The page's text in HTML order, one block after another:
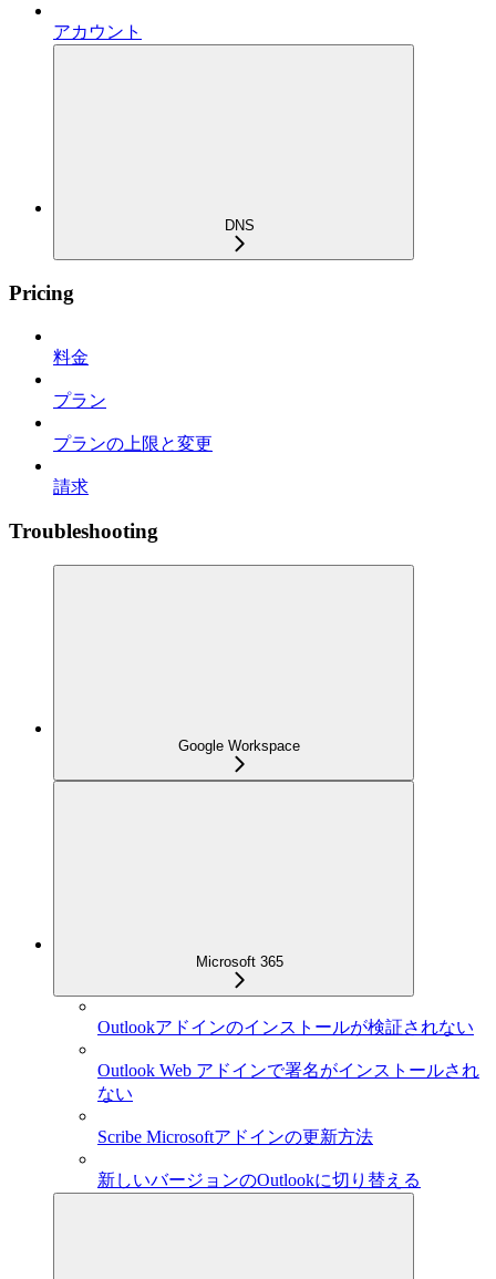
アカウント
DNS
Pricing
料金
プラン
プランの上限と変更
請求
Troubleshooting
Google Workspace
Microsoft 365
Outlookアドインのインストールが検証されない
Outlook Web アドインで署名がインストールされ
ない
Scribe Microsoftアドインの更新方法
新しいバージョンのOutlookに切り替える